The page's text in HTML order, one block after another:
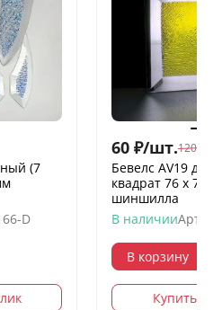
(7
D
60 ₽/шт.120
Бевелс AV19
квадрат 76 х 76
шиншилла
В наличии
В корзину
Купить в